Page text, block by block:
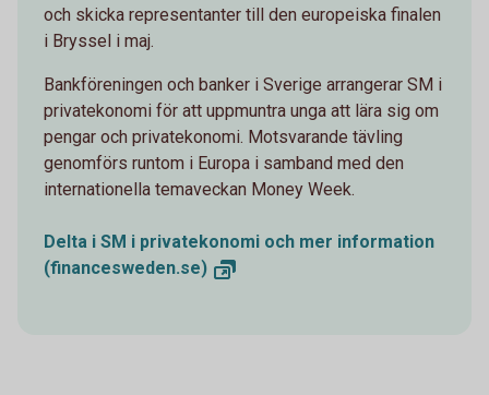
och skicka representanter till den europeiska finalen
i Bryssel i maj.
Bankföreningen och banker i Sverige arrangerar SM i
privatekonomi för att uppmuntra unga att lära sig om
pengar och privatekonomi. Motsvarande tävling
genomförs runtom i Europa i samband med den
internationella temaveckan Money Week.
Delta i SM i privatekonomi och mer information
(financesweden.se)